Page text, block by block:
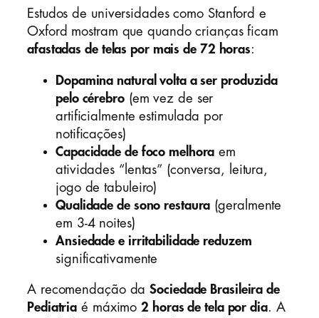
Estudos de universidades como Stanford e
Oxford mostram que quando crianças ficam
afastadas de telas por mais de 72 horas:
Dopamina natural volta a ser produzida
pelo cérebro(em vez de ser
artificialmente estimulada por
notificações)
Capacidade de foco melhora em
atividades “lentas” (conversa, leitura,
jogo de tabuleiro)
Qualidade de sono restaura (geralmente
em 3-4 noites)
Ansiedade e irritabilidade reduzem
significativamente
A recomendação daSociedade Brasileira de
Pediatria é máximo2 horas de tela por dia. A